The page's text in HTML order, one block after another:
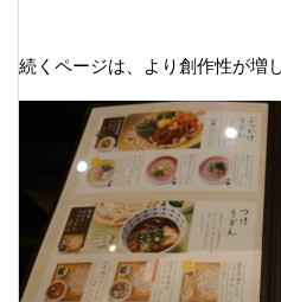
続くページは、より創作性が増